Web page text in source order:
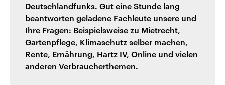
Deutschlandfunks. Gut eine Stunde lang
beantworten geladene Fachleute unsere und
Ihre Fragen: Beispielsweise zu Mietrecht,
Gartenpflege, Klimaschutz selber machen,
Rente, Ernährung, Hartz IV, Online und vielen
anderen Verbraucherthemen.